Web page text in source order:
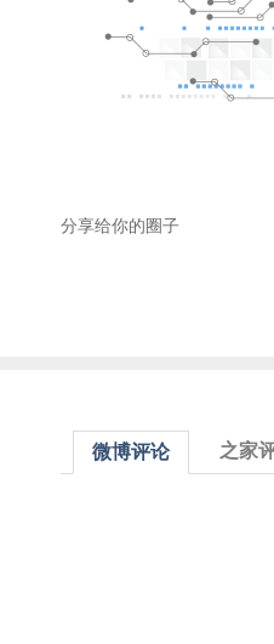
分享给你的圈子
微博评论 之家